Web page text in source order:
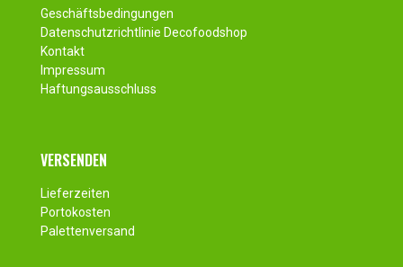
Geschäftsbedingungen
Datenschutzrichtlinie Decofoodshop
Kontakt
Impressum
Haftungsausschluss
VERSENDEN
Lieferzeiten
Portokosten
Palettenversand